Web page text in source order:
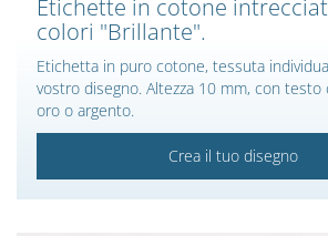
Etichette in cotone
colori "Brillante".
Etichetta in puro cotone, tessuta
vostro disegno. Altezza 10 mm, con
oro o argento.
Crea il tuo disegno